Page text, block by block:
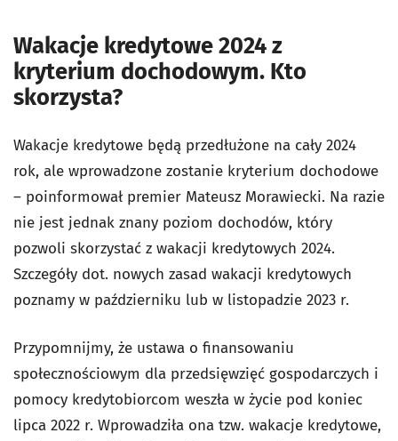
Wakacje kredytowe 2024 z
kryterium dochodowym. Kto
skorzysta?
Wakacje kredytowe będą przedłużone na cały 2024
rok, ale wprowadzone zostanie kryterium dochodowe
– poinformował premier Mateusz Morawiecki. Na razie
nie jest jednak znany poziom dochodów, który
pozwoli skorzystać z wakacji kredytowych 2024.
Szczegóły dot. nowych zasad wakacji kredytowych
poznamy w październiku lub w listopadzie 2023 r.
Przypomnijmy, że ustawa o finansowaniu
społecznościowym dla przedsięwzięć gospodarczych i
pomocy kredytobiorcom weszła w życie pod koniec
lipca 2022 r. Wprowadziła ona tzw. wakacje kredytowe,